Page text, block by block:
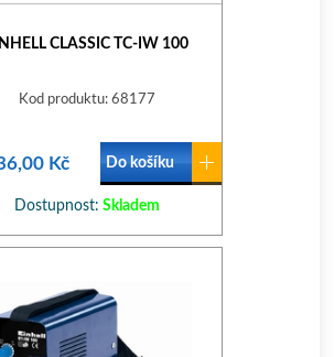
CLASSIC TC-IW 100
Kod produktu: 68177
Kč Do košíku
Dostupnost: Skladem